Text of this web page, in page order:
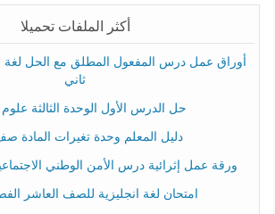
أكثر الملفات تحميلا
أوراق عمل درس المفعول المطلق مع الحل
ثاني
حل الدرس الأول الوحدة الثالثة
دليل المعلم وحدة تغيرات المادة
ورقة عمل إثرائية درس الأمن الوطني
امتحان لغة انجليزية للصف العاشر